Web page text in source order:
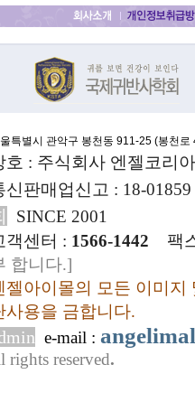
특별시 관악구 봉천동 911-25 (봉천로
호 : 주식회사 엔젤코리
신판매업신고 : 18-
SINCE 2001
객센터 : 1566-1442
팩
합니다.]
젤아이몰의 모든 이미지
사용을 금합니다.
e-mail :
rights reserved.